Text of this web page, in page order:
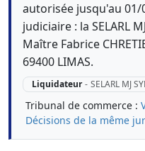
autorisée jusqu'au
judiciaire : la SELARL
Maître Fabrice
69400 LIMAS.
Liquidateur - SELARL MJ
Tribunal de commerce :
Décisions de la même